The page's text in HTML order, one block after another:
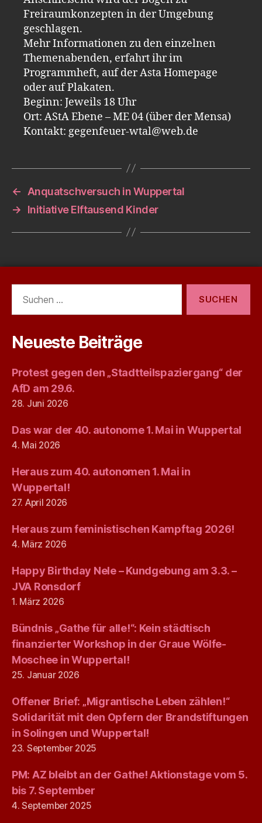
Freiraumkonzepten in der Umgebung
geschlagen.
Mehr Informationen zu den einzelnen
Themenabenden, erfahrt ihr im
Programmheft, auf der Asta Homepage
oder auf Plakaten.
Beginn: Jeweils 18 Uhr
Ort: AStA Ebene – ME 04 (über der Mensa)
Kontakt: gegenfeuer-wtal@web.de
←
Anquatschversuch in Wuppertal
→
Initiative Elftausend Kinder
nach:
Neueste Beiträge
Protest gegen den „Stadtteilspaziergang“ der
AfD am 29.6.
28. Juni 2026
Das war der 40. autonome 1. Mai in Wuppertal
4. Mai 2026
Heraus zum 40. autonomen 1. Mai in
Wuppertal!
27. April 2026
Heraus zum feministischen Kampftag 2026!
4. März 2026
Happy Birthday Nele – Kundgebung am 3.3. –
JVA Ronsdorf
1. März 2026
Bündnis „Gathe für alle!“: Kein städtisch
finanzierter Workshop in der Graue Wölfe-
Moschee in Wuppertal!
25. Januar 2026
Offener Brief: „Migrantische Leben zählen!“
Solidarität mit den Opfern der Brandstiftungen
in Solingen und Wuppertal!
23. September 2025
PM: AZ bleibt an der Gathe! Aktionstage vom 5.
bis 7. September
4. September 2025